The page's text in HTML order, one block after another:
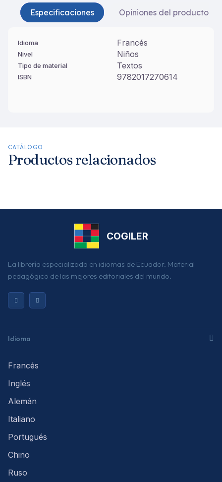
Especificaciones Opiniones del producto
Idioma Francés
Nivel Niños
Tipo de material Textos
ISBN 9782017270614
CATÁLOGO
Productos relacionados
COGILER
La librería especializada en idiomas de Ecuador. Material
pedagógico de las mejores editoriales del mundo.
Idioma
Francés
Inglés
Alemán
Italiano
Portugués
Chino
Ruso